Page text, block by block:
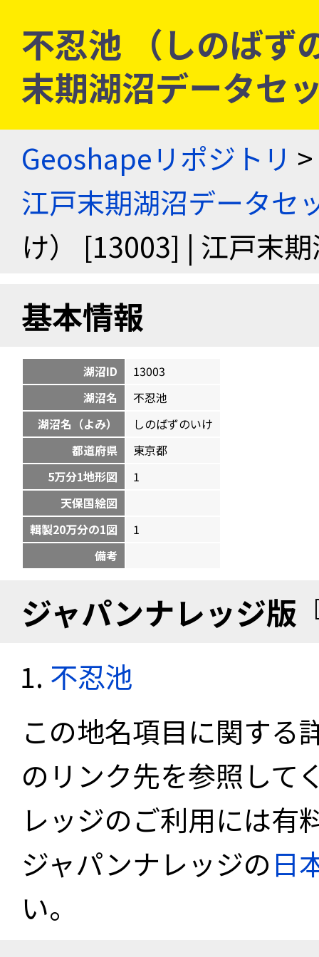
不忍池 （しのば
末期湖沼データセ
Geoshapeリポジトリ >
江戸末期湖沼データセ
け） [13003] | 江戸末
基本情報
湖沼ID
13003
湖沼名
不忍池
湖沼名（よみ）
しのばずのいけ
都道府県
東京都
5万分1地形図
1
天保国絵図
輯製20万分の1図
1
備考
ジャパンナレッジ版
不忍池
この地名項目に関する
のリンク先を参照して
レッジのご利用には有
ジャパンナレッジの日
い。